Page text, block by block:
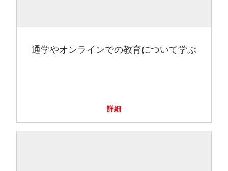
通学やオンラインでの教育について学ぶ
詳細